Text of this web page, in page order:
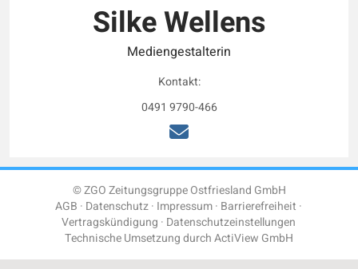
Silke Wellens
Mediengestalterin
Kontakt:
0491 9790-466
© ZGO Zeitungsgruppe Ostfriesland GmbH
AGB Datenschutz Impressum Barrierefreiheit
Vertragskündigung Datenschutzeinstellungen
Technische Umsetzung durchActiView GmbH